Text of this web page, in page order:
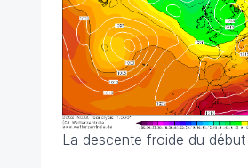
La descente froide du début